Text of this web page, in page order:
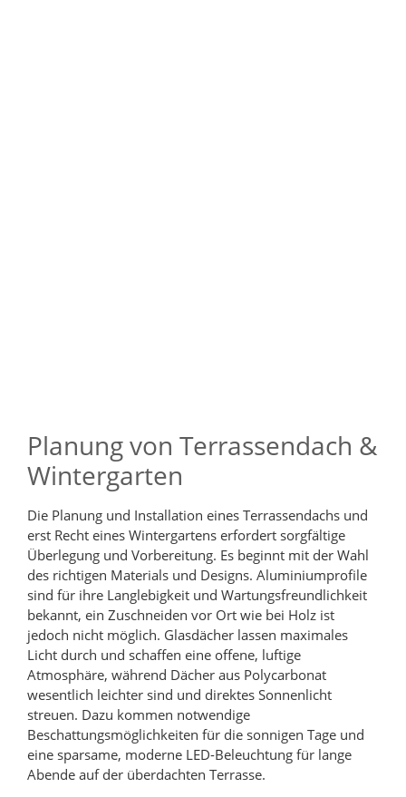
Planung von Terrassendach &
Wintergarten
Die Planung und Installation eines Terrassendachs und
erst Recht eines Wintergartens erfordert sorgfältige
Überlegung und Vorbereitung. Es beginnt mit der Wahl
des richtigen Materials und Designs. Aluminiumprofile
sind für ihre Langlebigkeit und Wartungsfreundlichkeit
bekannt, ein Zuschneiden vor Ort wie bei Holz ist
jedoch nicht möglich. Glasdächer lassen maximales
Licht durch und schaffen eine offene, luftige
Atmosphäre, während Dächer aus Polycarbonat
wesentlich leichter sind und direktes Sonnenlicht
streuen. Dazu kommen notwendige
Beschattungsmöglichkeiten für die sonnigen Tage und
eine sparsame, moderne LED-Beleuchtung für lange
Abende auf der überdachten Terrasse.